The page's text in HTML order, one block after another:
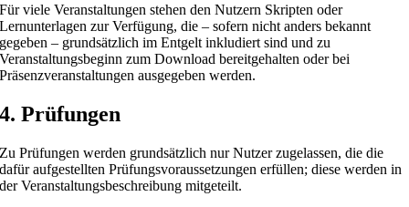
Für viele Veranstaltungen stehen den Nutzern Skripten oder
Lernunterlagen zur Verfügung, die – sofern nicht anders bekannt
gegeben – grundsätzlich im Entgelt inkludiert sind und zu
Veranstaltungsbeginn zum Download bereitgehalten oder bei
Präsenzveranstaltungen ausgegeben werden.
4. Prüfungen
Zu Prüfungen werden grundsätzlich nur Nutzer zugelassen, die die
dafür aufgestellten Prüfungsvoraussetzungen erfüllen; diese werden in
der Veranstaltungs­beschreibung mitgeteilt.